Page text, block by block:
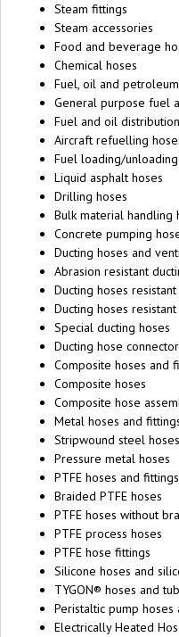
Steam fittings
Steam accessories
Food and beverage
Chemical hoses
Fuel, oil and
General purpose fuel
Fuel and oil
Aircraft refuelling
Fuel loading/
Liquid asphalt hoses
Drilling hoses
Bulk material handling
Concrete pumping
Ducting hoses and
Abrasion resistant
Ducting hoses
Ducting hoses
Special ducting hoses
Ducting hose
Composite hoses and
Composite hoses
Composite hose
Metal hoses and
Stripwound steel hoses
Pressure metal hoses
PTFE hoses and
Braided PTFE hoses
PTFE hoses without
PTFE process hoses
PTFE hose fittings
Silicone hoses and
TYGON® hoses and
Peristaltic pump hoses
Electrically Heated